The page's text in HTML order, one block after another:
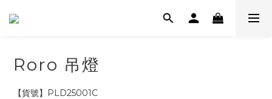
Roro 吊燈
【貨號】PLD25001C